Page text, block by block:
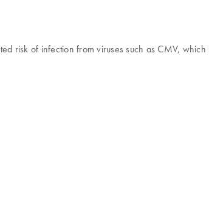
risk of infection from viruses such as CMV,